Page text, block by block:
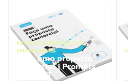
NEGÓCIOS, PROCESSOS
EMPRESARIAIS
Faça uma proposta
comercial | Prompts
ChatGPT